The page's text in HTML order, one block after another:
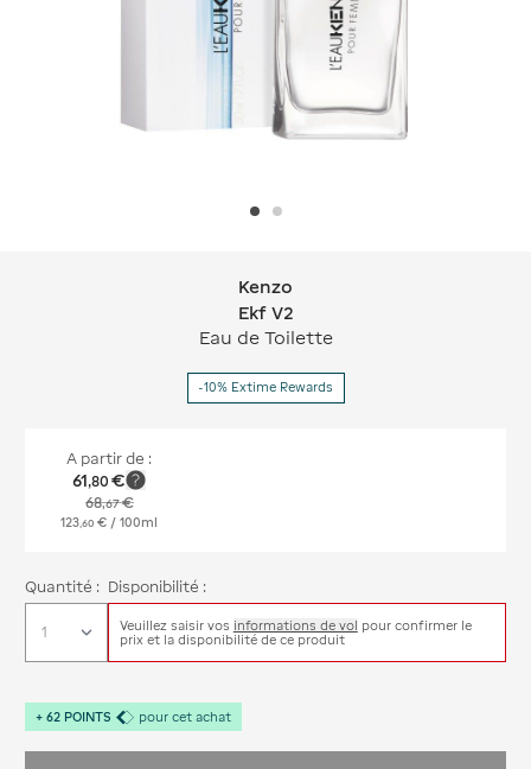
Kenzo
Ekf V2
Eau de Toilette
-10% Extime Rewards
A partir de :
61,80 €
68,67€
123 60 € / 100ml
Quantité : Disponibilité :
Veuillez saisir vos informations de vol pour confirmer le
prix et la disponibilité de ce produit
+ 62 POINTS pour cet achat